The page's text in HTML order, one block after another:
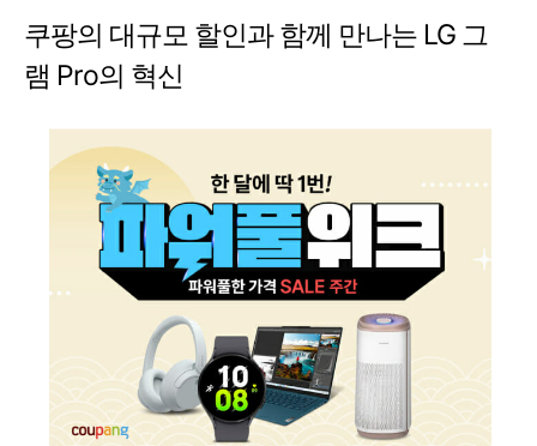
쿠팡의 대규모 할인과 함께 만나는 LG 그
램 Pro의 혁신